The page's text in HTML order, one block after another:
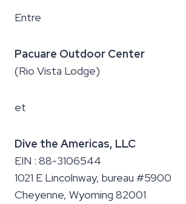
Entre
Pacuare Outdoor Center
(Rio Vista Lodge)
et
Dive the Americas, LLC
EIN : 88-3106544
1021 E Lincolnway, bureau #5900
Cheyenne, Wyoming 82001